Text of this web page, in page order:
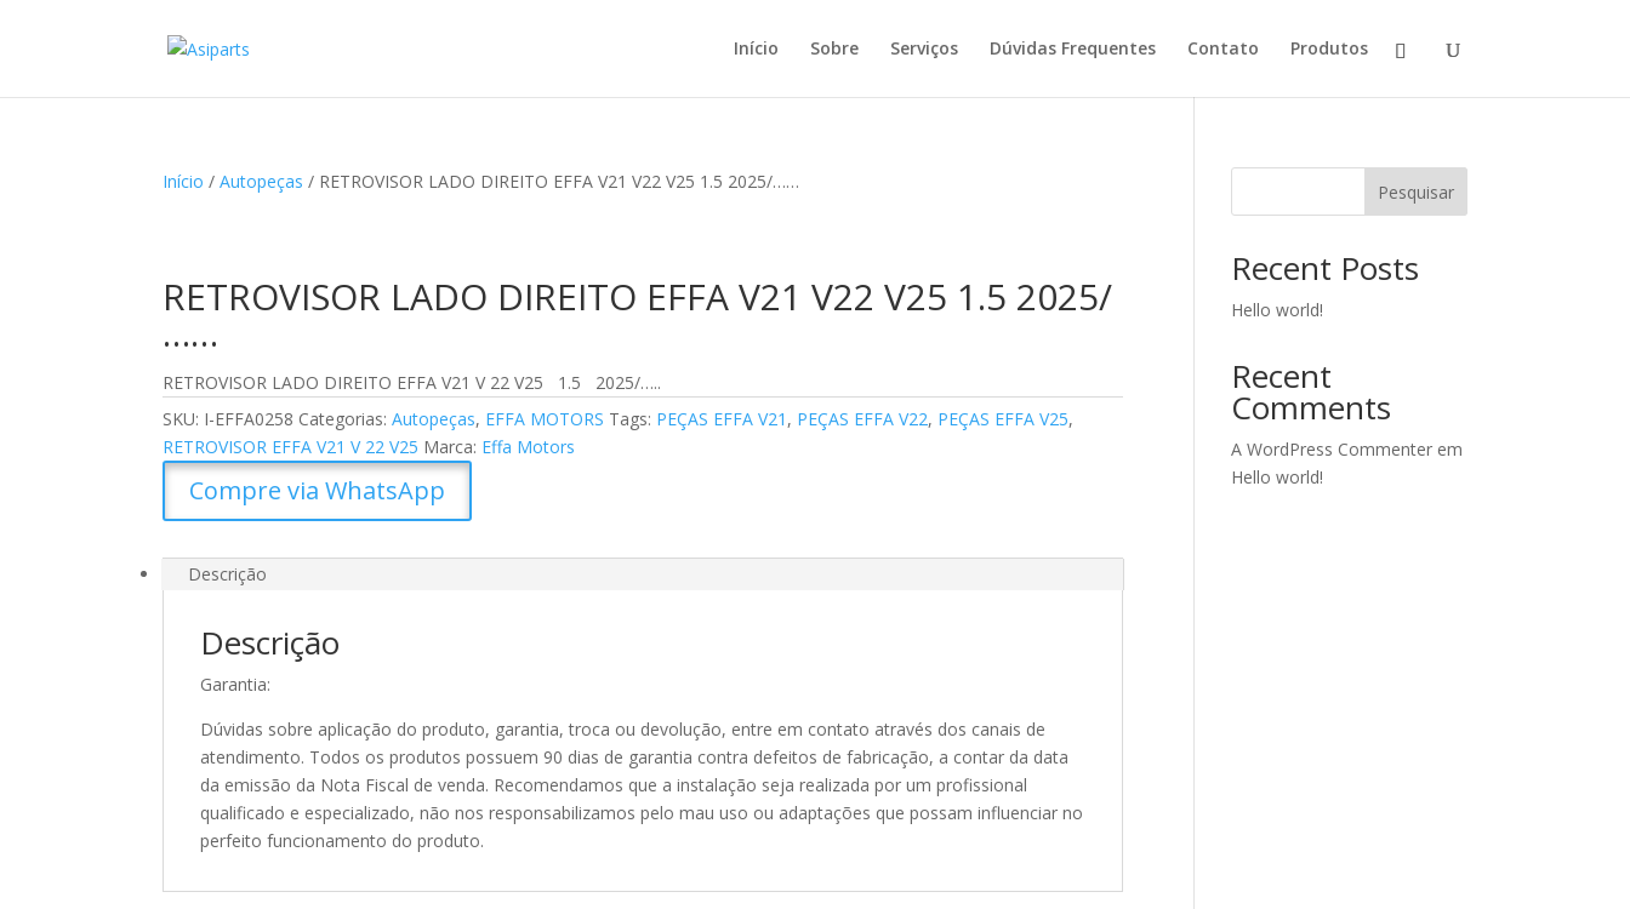
Início Sobre Serviços Dúvidas Frequentes Contato Produtos
Início /Autopeças / RETROVISOR LADO DIREITO EFFA V21 V22 V25 1.5 2025/……
RETROVISOR LADO DIREITO EFFA V21 V22 V25 1.5 2025/
……
RETROVISOR LADO DIREITO EFFA V21 V 22 V25 1.5 2025/…..
SKU: I-EFFA0258 Categorias:Autopeças, EFFA MOTORS Tags: PEÇAS EFFA V21 , PEÇAS EFFA V22, PEÇAS EFFA V25,
RETROVISOR EFFA V21 V 22 V25 Marca: Effa Motors
Compre via WhatsApp
Descrição
Descrição
Garantia:
Dúvidas sobre aplicação do produto, garantia, troca ou devolução, entre em contato através dos canais de
atendimento. Todos os produtos possuem 90 dias de garantia contra defeitos de fabricação, a contar da data
da emissão da Nota Fiscal de venda. Recomendamos que a instalação seja realizada por um profissional
qualificado e especializado, não nos responsabilizamos pelo mau uso ou adaptações que possam influenciar no
perfeito funcionamento do produto.
Pesquisar
Recent Posts
Hello world!
Recent
Comments
A WordPress Commenter em
Hello world!